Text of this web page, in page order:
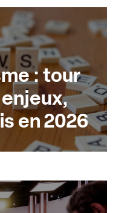
: tour
en 2026